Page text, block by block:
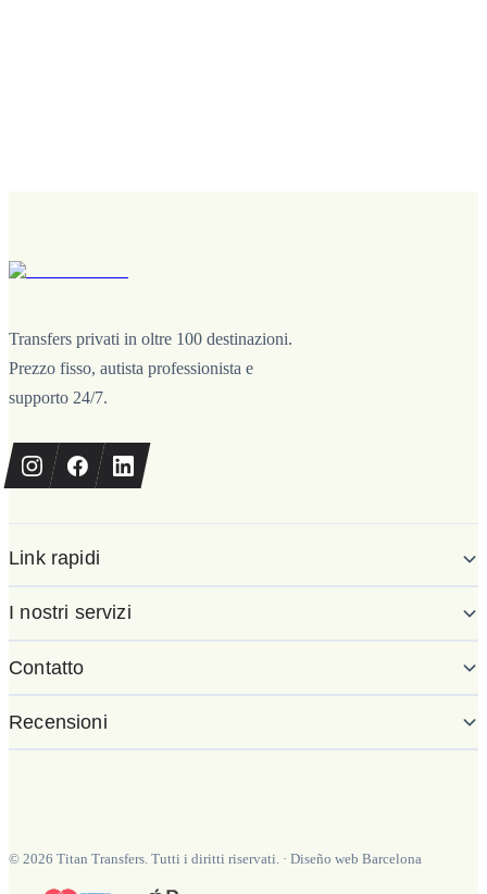
Transfers privati in oltre 100 destinazioni.
Prezzo fisso, autista professionista e
supporto 24/7.
Link rapidi
I nostri servizi
Contatto
Recensioni
© 2026 Titan Transfers. Tutti i diritti riservati. · Diseño web Barcelona